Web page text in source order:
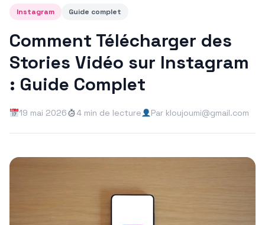
Instagram Guide complet
Comment Télécharger des
Stories Vidéo sur Instagram
: Guide Complet
19 mai 2026 4 min de lecture Par kloujoumi@gmail.com